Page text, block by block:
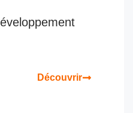
Découvrir